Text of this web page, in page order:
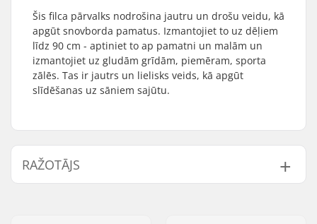
Šis filca pārvalks nodrošina jautru un drošu veidu, kā
apgūt snovborda pamatus. Izmantojiet to uz dēļiem
līdz 90 cm - aptiniet to ap pamatni un malām un
izmantojiet uz gludām grīdām, piemēram, sporta
zālēs. Tas ir jautrs un lielisks veids, kā apgūt
slīdēšanas uz sāniem sajūtu.
RAŽOTĀJS